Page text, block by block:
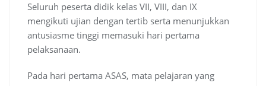
Seluruh peserta didik kelas VII, VIII, dan IX
mengikuti ujian dengan tertib serta menunjukkan
antusiasme tinggi memasuki hari pertama
pelaksanaan.
Pada hari pertama ASAS, mata pelajaran yang